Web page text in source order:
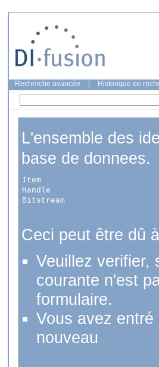
Recherche avancée Historique de
L'ensemble des
base de donnees.
Item
Handle
Bitstream
Ceci peut être dû
Veuillez verifier,
courante n'est
formulaire.
Vous avez
nouveau